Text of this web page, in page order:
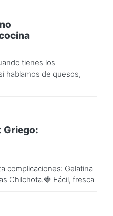
tienes los
hablamos de quesos,
Griego:
complicaciones: Gelatina
Chilchota.🍓 Fácil, fresca